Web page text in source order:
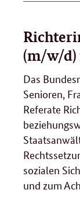
(m/w/d)
Das
Senioren,
Referate
sozialen
und zum